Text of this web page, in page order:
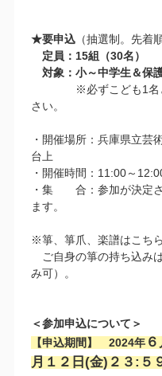
★要申込（抽選制。先着
定員：15組（30名）
対象：小～中学生＆保
※必ずこども1名とお
さい。
・開催場所：兵庫県立
台上
・開催時間：11:00～
・集 合：参加が決定さ
ます。
※箏、箏爪、楽譜はこち
ご自身の箏の持ち込み
み可）。
＜参加申込について＞
【申込期間】 2024年６
月１２日(金)２３:５